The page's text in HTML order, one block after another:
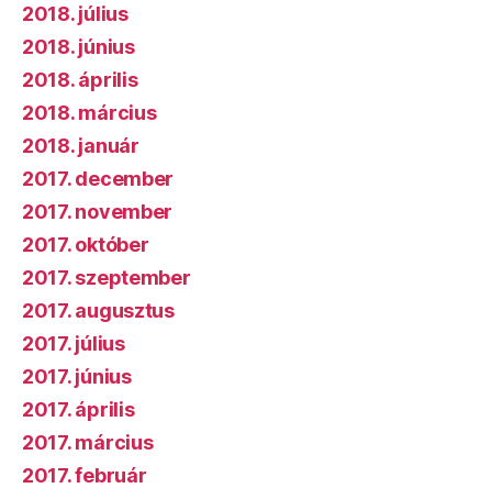
2018. július
2018. június
2018. április
2018. március
2018. január
2017. december
2017. november
2017. október
2017. szeptember
2017. augusztus
2017. július
2017. június
2017. április
2017. március
2017. február